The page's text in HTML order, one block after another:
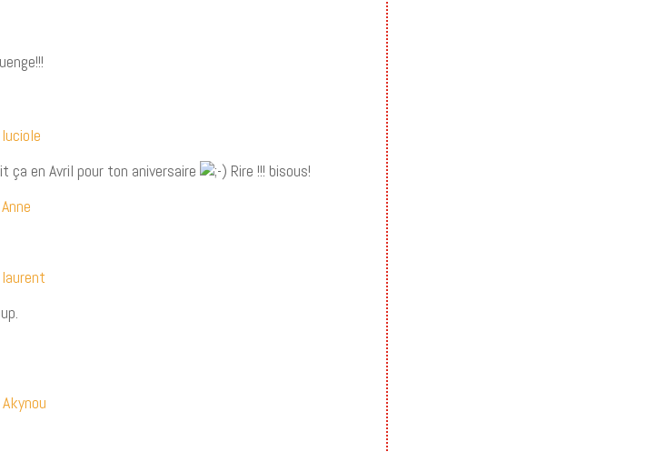
luciole
ça en Avril pour ton aniversaire
Rire !!! bisous!
Anne
laurent
Akynou